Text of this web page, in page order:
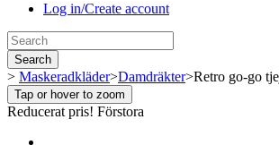
Log in/Create account
Search
> Maskeradkläder>Damdräkter>Retro go-go
Tap or hover to zoom
Reducerat pris! Förstora